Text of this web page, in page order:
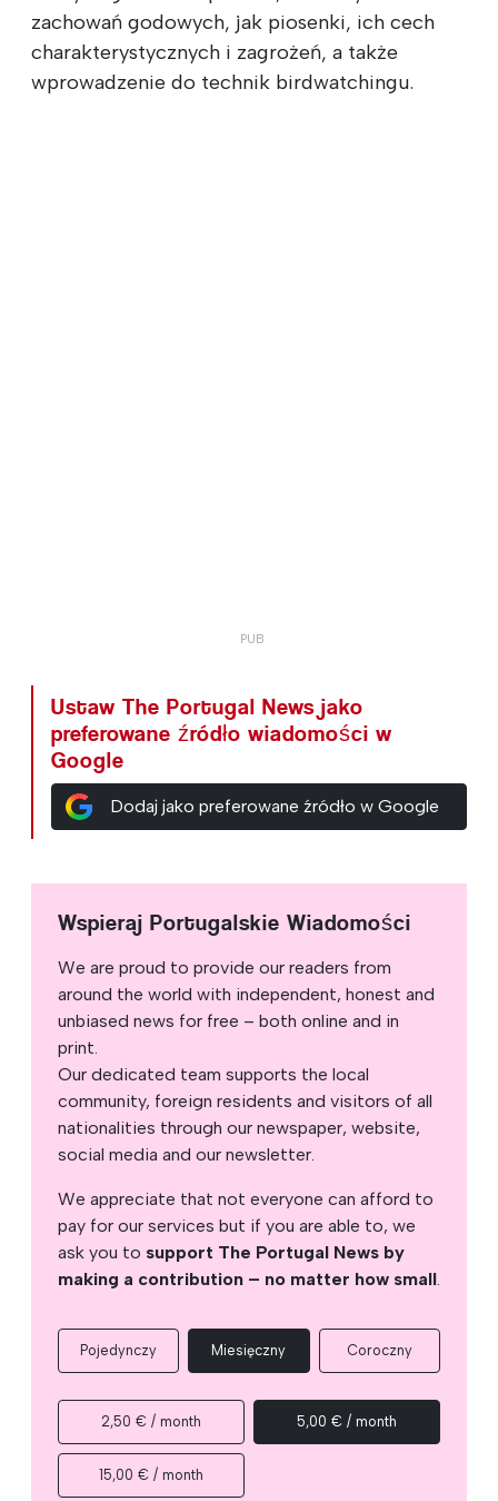
zachowań godowych, jak piosenki, ich cech
charakterystycznych i zagrożeń, a także
wprowadzenie do technik birdwatchingu.
Ustaw The Portugal News jako
preferowane źródło wiadomości w
Google
Dodaj jako preferowane źródło w Google
Wspieraj Portugalskie Wiadomości
We are proud to provide our readers from
around the world with independent, honest and
unbiased news for free – both online and in
print.
Our dedicated team supports the local
community, foreign residents and visitors of all
nationalities through our newspaper, website,
social media and our newsletter.
We appreciate that not everyone can afford to
pay for our services but if you are able to, we
ask you to support The Portugal News by
making a contribution – no matter how small.
Pojedynczy Miesięczny Coroczny
2,50 € / month 5,00 € / month
15,00 € / month